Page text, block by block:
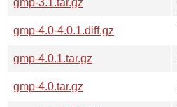
gmp-4.0-4.0.1.diff.gz
gmp-4.0.1.tar.gz
gmp-4.0.tar.gz